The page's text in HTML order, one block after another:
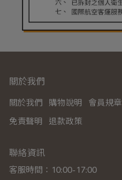
關於我們
關於我們 購物說明 會員規章
免責聲明
退款政策
聯絡資訊
客服時間：10:00-17:00